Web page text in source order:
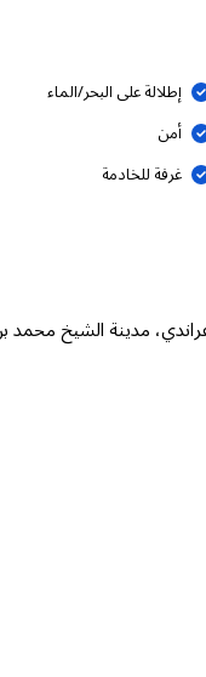
إطلالة على البحر/الماء
أمن
غرفة للخادمة